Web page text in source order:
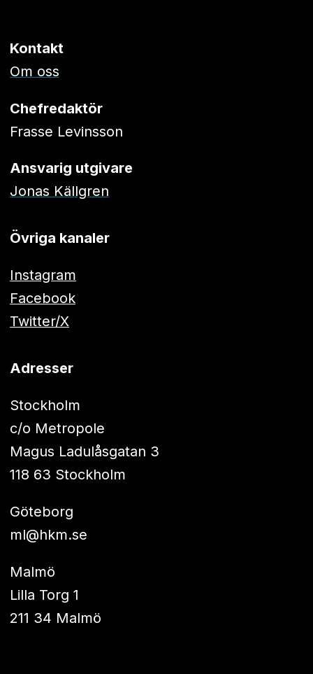
Kontakt
Om oss
Chefredaktör
Frasse Levinsson
Ansvarig utgivare
Jonas Källgren
Övriga kanaler
Instagram
Facebook
Twitter/X
Adresser
Stockholm
c/o Metropole
Magus Ladulåsgatan 3
118 63 Stockholm
Göteborg
ml@hkm.se
Malmö
Lilla Torg 1
211 34 Malmö